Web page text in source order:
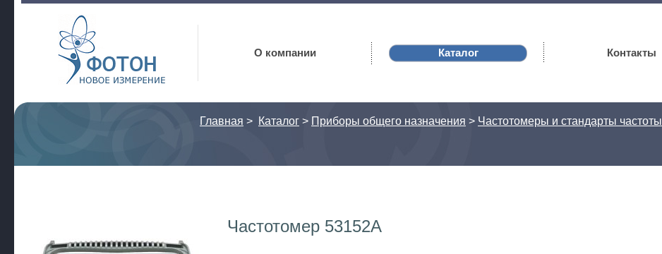
Фотон
О компании Каталог Контакты
Главная > Каталог > Приборы общего назначения > Частотомеры и стандарты частоты
Частотомер 53152A